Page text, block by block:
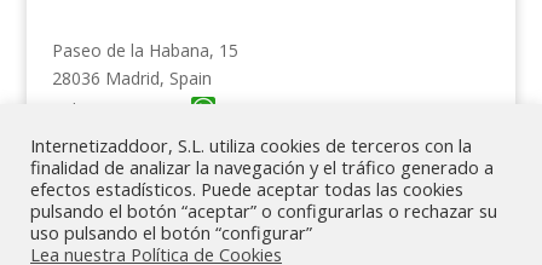
Paseo de la Habana, 15
28036 Madrid, Spain
Tel. 615 62 18 39
Política de Privacidad
Política de Cookies
Aviso Legal
Internetizaddoor, S.L. utiliza cookies de terceros con la
finalidad de analizar la navegación y el tráfico generado a
efectos estadísticos. Puede aceptar todas las cookies
pulsando el botón “aceptar” o configurarlas o rechazar su
uso pulsando el botón “configurar”
Lea nuestra Política de Cookies